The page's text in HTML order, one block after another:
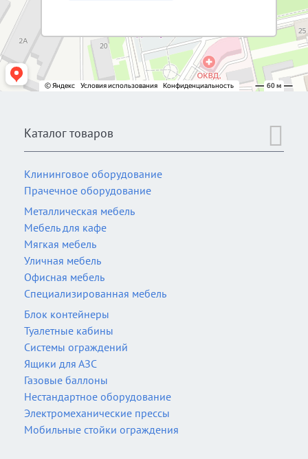
Каталог товаров
Клининговое оборудование
Прачечное оборудование
Металлическая мебель
Мебель для кафе
Мягкая мебель
Уличная мебель
Офисная мебель
Специализированная мебель
Блок контейнеры
Туалетные кабины
Системы ограждений
Ящики для АЗС
Газовые баллоны
Нестандартное оборудование
Электромеханические прессы
Мобильные стойки ограждения